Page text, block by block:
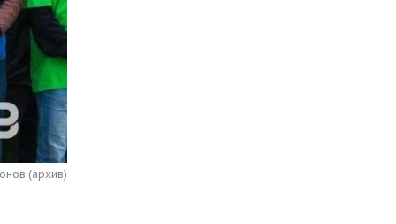
(архив)